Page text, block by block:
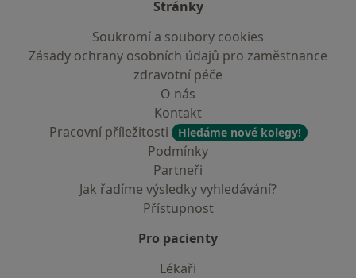
Stránky
Soukromí a soubory cookies
Zásady ochrany osobních údajů pro zaměstnance
zdravotní péče
O nás
Kontakt
Pracovní příležitosti
Hledáme nové kolegy!
Podmínky
Partneři
Jak řadíme výsledky vyhledávání?
Přístupnost
Pro pacienty
Lékaři